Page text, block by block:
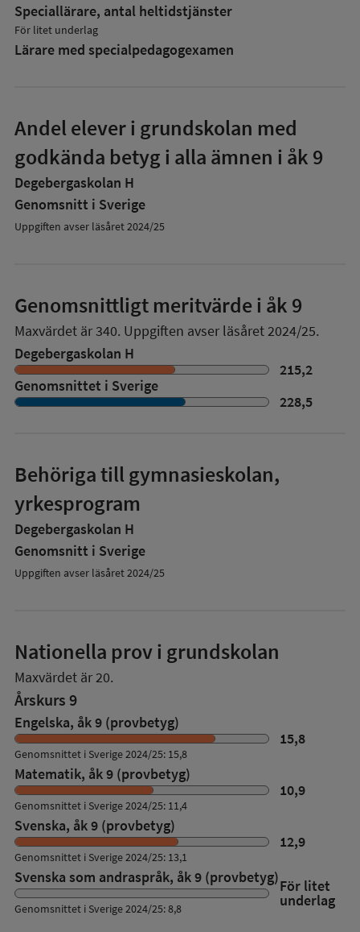
Speciallärare, antal heltidstjänster
För litet underlag
Lärare med specialpedagog­examen
Andel elever i grundskolan med
godkända betyg i alla ämnen i åk 9
Degebergaskolan H
Genomsnitt i Sverige
Uppgiften avser läsåret 2024/25
Genomsnittligt meritvärde i åk 9
Maxvärdet är 340. Uppgiften avser läsåret 2024/25.
Degebergaskolan H
215,2
Genomsnittet i Sverige
228,5
Behöriga till gymnasieskolan,
yrkesprogram
Degebergaskolan H
Genomsnitt i Sverige
Uppgiften avser läsåret 2024/25
Nationella prov i grundskolan
Maxvärdet är 20.
Årskurs 9
Engelska, åk 9 (provbetyg)
15,8
Genomsnittet i Sverige 2024/25: 15,8
Matematik, åk 9 (provbetyg)
10,9
Genomsnittet i Sverige 2024/25: 11,4
Svenska, åk 9 (provbetyg)
12,9
Genomsnittet i Sverige 2024/25: 13,1
Svenska som andraspråk, åk 9 (provbetyg)För litet
underlag
Genomsnittet i Sverige 2024/25: 8,8